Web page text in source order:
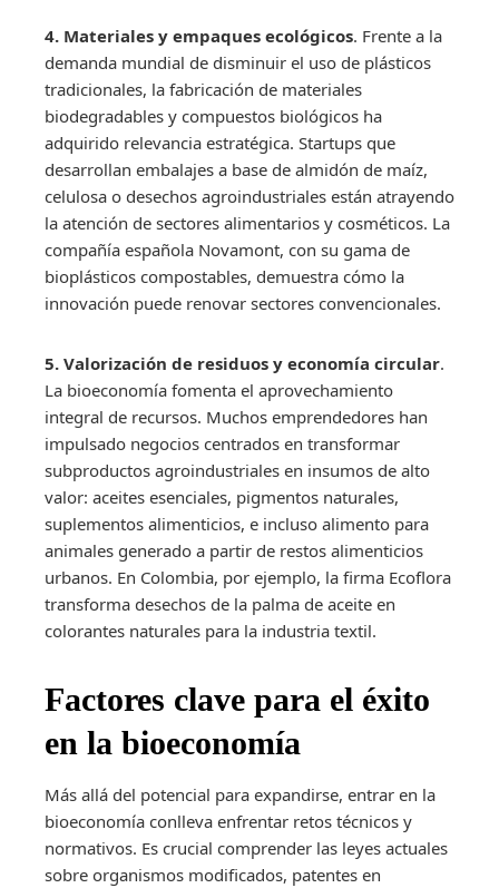
4. Materiales y empaques ecológicos. Frente a la
demanda mundial de disminuir el uso de plásticos
tradicionales, la fabricación de materiales
biodegradables y compuestos biológicos ha
adquirido relevancia estratégica. Startups que
desarrollan embalajes a base de almidón de maíz,
celulosa o desechos agroindustriales están atrayendo
la atención de sectores alimentarios y cosméticos. La
compañía española Novamont, con su gama de
bioplásticos compostables, demuestra cómo la
innovación puede renovar sectores convencionales.
5. Valorización de residuos y economía circular.
La bioeconomía fomenta el aprovechamiento
integral de recursos. Muchos emprendedores han
impulsado negocios centrados en transformar
subproductos agroindustriales en insumos de alto
valor: aceites esenciales, pigmentos naturales,
suplementos alimenticios, e incluso alimento para
animales generado a partir de restos alimenticios
urbanos. En Colombia, por ejemplo, la firma Ecoflora
transforma desechos de la palma de aceite en
colorantes naturales para la industria textil.
Factores clave para el éxito
en la bioeconomía
Más allá del potencial para expandirse, entrar en la
bioeconomía conlleva enfrentar retos técnicos y
normativos. Es crucial comprender las leyes actuales
sobre organismos modificados, patentes en